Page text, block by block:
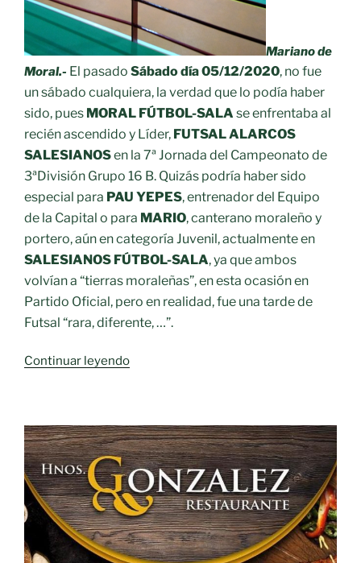
Mariano de
Moral.- El pasado Sábado día 05/12/2020, no fue
un sábado cualquiera, la verdad que lo podía haber
sido, pues MORAL FÚTBOL-SALA se enfrentaba al
recién ascendido y Líder, FUTSAL ALARCOS
SALESIANOSen la 7ª Jornada del Campeonato de
3ªDivisión Grupo 16 B. Quizás podría haber sido
especial para PAU YEPES, entrenador del Equipo
de la Capital o para MARIO, canterano moraleño y
portero, aún en categoría Juvenil, actualmente en
SALESIANOS FÚTBOL-SALA, ya que ambos
volvían a “tierras moraleñas”, en esta ocasión en
Partido Oficial, pero en realidad, fue una tarde de
Futsal “rara, diferente, …”.
Continuar leyendo«Estamos
el
Futsal»